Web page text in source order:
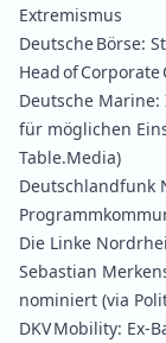
Extremismus
Deutsche Börse:
Head of
Deutsche Marine:
für möglichen
Table.Media)
Deutschlandfunk
Die Linke
Sebastian
nominiert (via
DKV Mobility: Ex-